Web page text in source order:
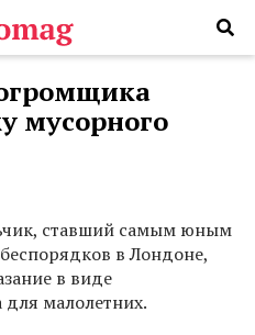
мусорного
ставший самым юным
в Лондоне,
в виде
для малолетних.